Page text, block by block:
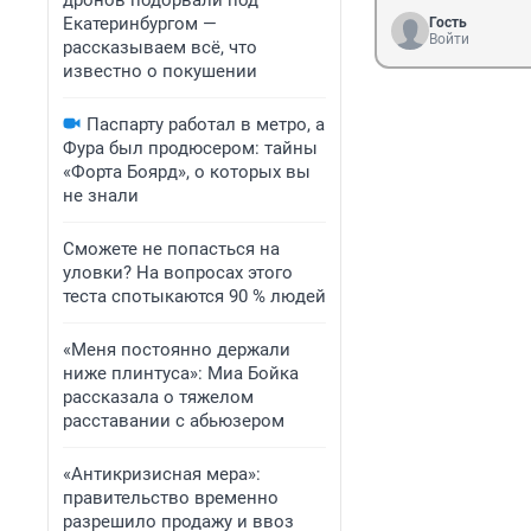
Екатеринбургом —
рассказываем всё, что
известно о покушении
Паспарту работал в метро, а
Фура был продюсером: тайны
«Форта Боярд», о которых вы
не знали
Сможете не попасться на
уловки? На вопросах этого
теста спотыкаются 90 % людей
«Меня постоянно держали
ниже плинтуса»: Миа Бойка
рассказала о тяжелом
расставании с абьюзером
«Антикризисная мера»:
правительство временно
разрешило продажу и ввоз
Гость
Войти